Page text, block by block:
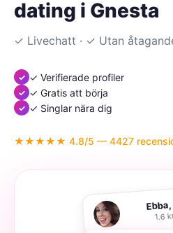
dating i Gnesta
✓ Livechatt · ✓ Utan
✓ Verifierade profiler
✓ Gratis att börja
✓ Singlar nära dig
★★★★★ 4.8/5 — 4427
1.6